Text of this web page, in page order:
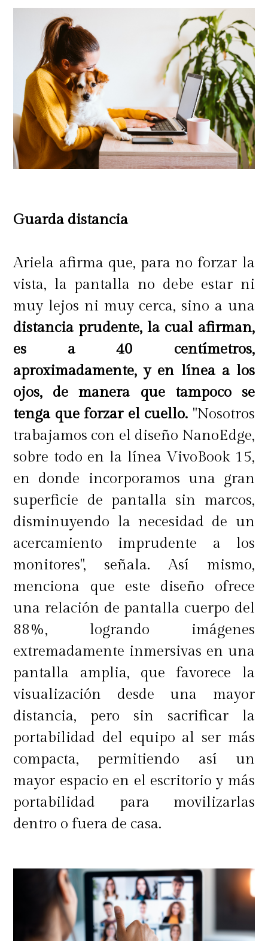
Guarda distancia
Ariela afirma que, para no forzar la
vista, la pantalla no debe estar ni
muy lejos ni muy cerca, sino a una
distancia prudente, la cual afirman,
es a 40 centímetros,
aproximadamente, y en línea a los
ojos, de manera que tampoco se
tenga que forzar el cuello. "Nosotros
trabajamos con el diseño NanoEdge,
sobre todo en la línea VivoBook 15,
en donde incorporamos una gran
superficie de pantalla sin marcos,
disminuyendo la necesidad de un
acercamiento imprudente a los
monitores", señala. Así mismo,
menciona que este diseño ofrece
una relación de pantalla cuerpo del
88%, logrando imágenes
extremadamente inmersivas en una
pantalla amplia, que favorece la
visualización desde una mayor
distancia, pero sin sacrificar la
portabilidad del equipo al ser más
compacta, permitiendo así un
mayor espacio en el escritorio y más
portabilidad para movilizarlas
dentro o fuera de casa.